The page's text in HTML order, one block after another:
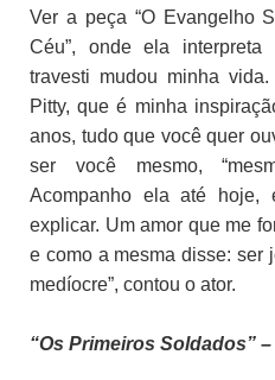
Ver a peça “O Evangelho
Céu”, onde ela
travesti mudou minha
Pitty, que é minha
anos, tudo que você quer
ser você mesmo,
Acompanho ela até
explicar. Um amor que me
e como a mesma disse: ser
medíocre”, contou o ator.
“Os Primeiros Soldados”